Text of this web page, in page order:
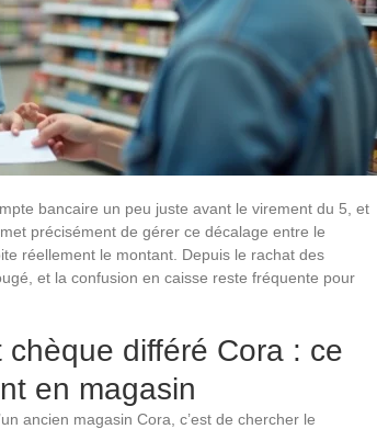
bancaire un peu juste avant le virement du 5, et
précisément de gérer ce décalage entre le
réellement le montant. Depuis le rachat des
et la confusion en caisse reste fréquente pour
différé Cora : ce
en magasin
ancien magasin Cora, c’est de chercher le